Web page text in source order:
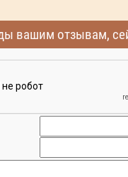
вашим отзывам,